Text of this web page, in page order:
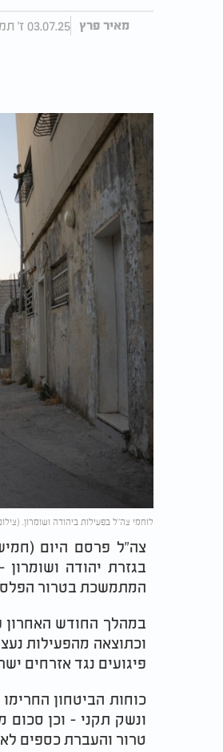
מאיר פרץ 03.07.25 ז' תמוז התשפ"ה
לוחמי צה"ל בפעילות ביהודה ושומרון.
צה"ל פרסם היום
בגזרת יהודה
המתמשכת בטרור
במהלך החודש האחרון
פיגועים נגד אזרחים
ונשק תקני - וכן
טרור והעברת כספים